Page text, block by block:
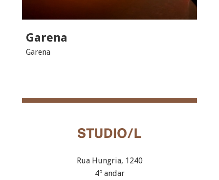
Garena
Garena
Rua Hungria, 1240
4º andar